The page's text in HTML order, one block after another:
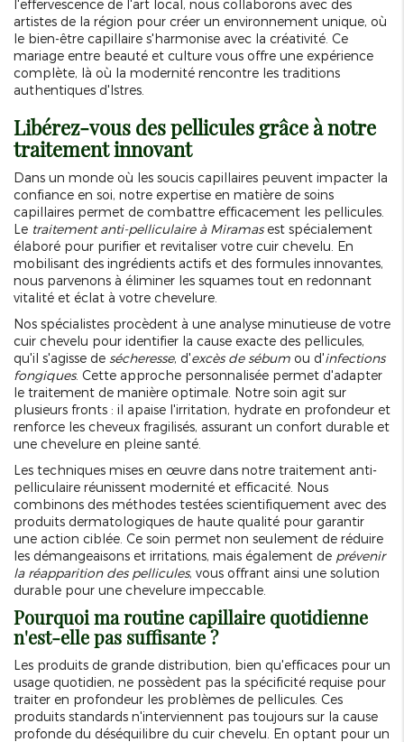
l'effervescence de l'art local, nous collaborons avec des
artistes de la région pour créer un environnement unique, où
le bien-être capillaire s'harmonise avec la créativité. Ce
mariage entre beauté et culture vous offre une expérience
complète, là où la modernité rencontre les traditions
authentiques d'Istres.
Libérez-vous des pellicules grâce à notre
traitement innovant
Dans un monde où les soucis capillaires peuvent impacter la
confiance en soi, notre expertise en matière de soins
capillaires permet de combattre efficacement les pellicules.
Le traitement anti-pelliculaire à Miramasest spécialement
élaboré pour purifier et revitaliser votre cuir chevelu. En
mobilisant des ingrédients actifs et des formules innovantes,
nous parvenons à éliminer les squames tout en redonnant
vitalité et éclat à votre chevelure.
Nos spécialistes procèdent à une analyse minutieuse de votre
cuir chevelu pour identifier la cause exacte des pellicules,
qu'il s'agisse de sécheresse, d'excès de sébum ou d'infections
fongiques. Cette approche personnalisée permet d'adapter
le traitement de manière optimale. Notre soin agit sur
plusieurs fronts : il apaise l'irritation, hydrate en profondeur et
renforce les cheveux fragilisés, assurant un confort durable et
une chevelure en pleine santé.
Les techniques mises en œuvre dans notre traitement anti-
pelliculaire réunissent modernité et efficacité. Nous
combinons des méthodes testées scientifiquement avec des
produits dermatologiques de haute qualité pour garantir
une action ciblée. Ce soin permet non seulement de réduire
les démangeaisons et irritations, mais également de prévenir
la réapparition des pellicules, vous offrant ainsi une solution
durable pour une chevelure impeccable.
Pourquoi ma routine capillaire quotidienne
n'est-elle pas suffisante ?
Les produits de grande distribution, bien qu'efficaces pour un
usage quotidien, ne possèdent pas la spécificité requise pour
traiter en profondeur les problèmes de pellicules. Ces
produits standards n'interviennent pas toujours sur la cause
profonde du déséquilibre du cuir chevelu. En optant pour un